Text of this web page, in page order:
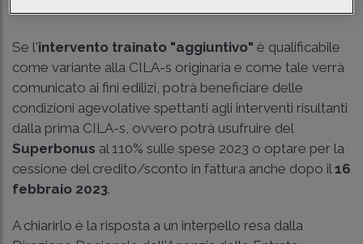
Se l'intervento trainato "aggiuntivo" è qualificabile
come variante alla CILA-s originaria e come tale verrà
comunicato ai fini edilizi, potrà beneficiare delle
condizioni agevolative spettanti agli interventi risultanti
dalla prima CILA-s, ovvero potrà usufruire del
Superbonus al 110% sulle spese 2023 o optare per la
cessione del credito/sconto in fattura anche dopo il 16
febbraio 2023.
A chiarirlo è la risposta a un interpello resa dalla